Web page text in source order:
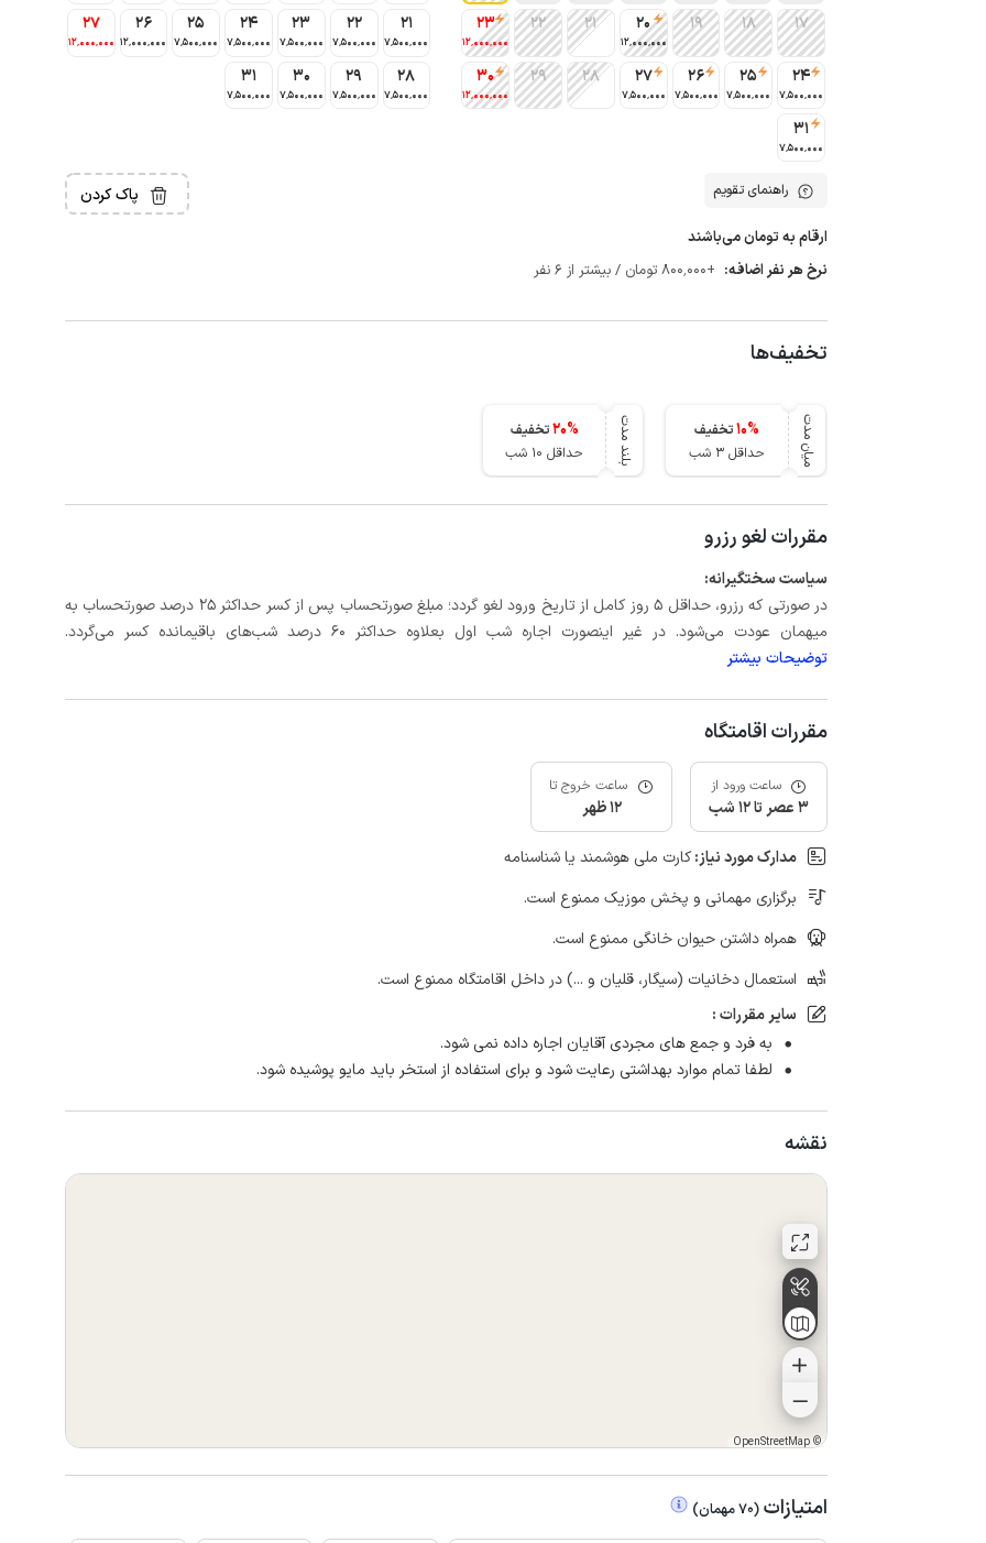
17
18
19
20
12٬000٬000
21
22
23
12٬000٬000
24
7٬500٬000
25
7٬500٬000
26
7٬500٬000
27
7٬500٬000
28
29
30
12٬000٬000
31
7٬500٬000
21
7٬500٬000
22
7٬500٬000
23
7٬500٬000
24
7٬500٬000
25
7٬500٬000
26
12٬000٬000
27
12٬000٬000
28
7٬500٬000
29
7٬500٬000
30
7٬500٬000
31
7٬500٬000
راهنمای تقویم پاک کردن
ارقام به تومان می‌باشند
نرخ هر نفر اضافه: +800٬000 تومان / بیشتر از 6 نفر
تخفیف‌ها
میان مدت 10%
تخفیف
حداقل 3 شب
بلند مدت 20%
تخفیف
حداقل 10 شب
مقررات لغو رزرو
سیاست سختگیرانه:
در صورتی که رزرو، حداقل 5 روز کامل از تاریخ ورود لغو گردد؛ مبلغ صورتحساب پس از کسر حداکثر 25 درصد صورتحساب به
میهمان عودت می‌شود. در غیر اینصورت اجاره شب اول بعلاوه حداکثر 60 درصد شب‌های باقیمانده کسر می‌گردد.
توضیحات بیشتر
مقررات اقامتگاه
ساعت ورود از
3 عصر تا 12 شب
ساعت خروج تا
12 ظهر
مدارک مورد نیاز:کارت ملی هوشمند یا شناسنامه
برگزاری مهمانی و پخش موزیک ممنوع است.
همراه داشتن حیوان خانگی ممنوع است.
استعمال دخانیات (سیگار، قلیان و ...) در داخل اقامتگاه ممنوع است.
سایر مقررات :
به فرد و جمع های مجردی آقایان اجاره داده نمی شود.
لطفا تمام موارد بهداشتی رعایت شود و برای استفاده از استخر باید مایو پوشیده شود.
نقشه
©
OpenStreetMap
امتیازات (
70مهمان)